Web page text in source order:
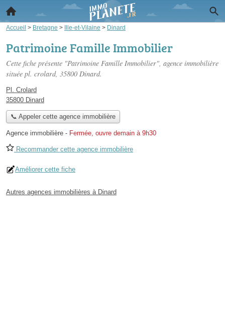
Accueil > Bretagne > Ille-et-Vilaine > Dinard
Patrimoine Famille Immobilier
Cette fiche présente "Patrimoine Famille Immobilier", agence immobilière
située pl. crolard, 35800 Dinard.
Pl. Crolard
35800 Dinard
📞 Appeler cette agence immobilière
Agence immobilière - Fermée, ouvre demain à 9h30
Recommander cette agence immobilière
Améliorer cette fiche
Autres agences immobilières à Dinard